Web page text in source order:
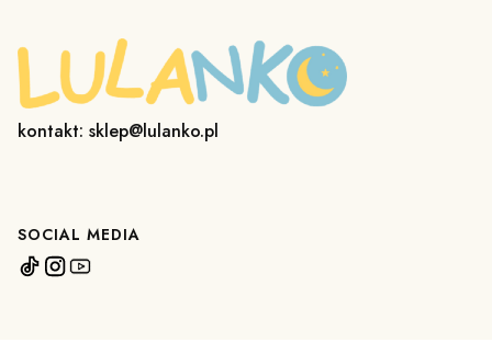
kontakt: sklep@lulanko.pl
SOCIAL MEDIA